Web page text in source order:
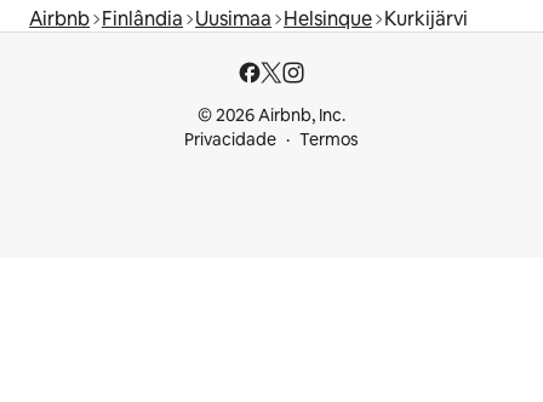
Airbnb Finlândia Uusimaa Helsinque Kurkijärvi
© 2026 Airbnb, Inc.
Privacidade
Termos